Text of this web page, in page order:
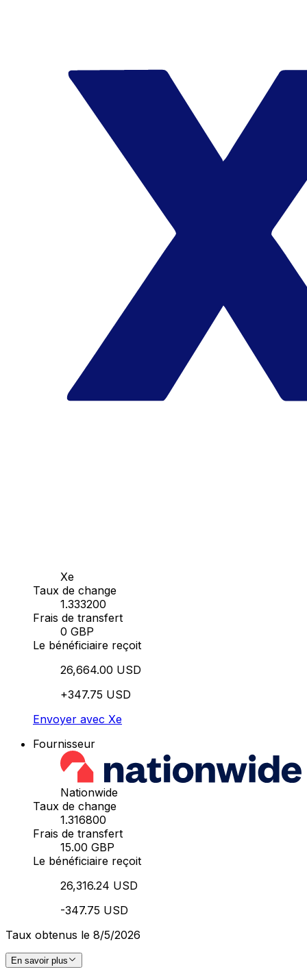
Xe
Taux de change
1.333200
Frais de transfert
0 GBP
Le bénéficiaire reçoit
26,664.00 USD
+347.75 USD
Envoyer avec Xe
Fournisseur
Nationwide
Taux de change
1.316800
Frais de transfert
15.00 GBP
Le bénéficiaire reçoit
26,316.24 USD
-347.75 USD
Taux obtenus le 8/5/2026
En savoir plus